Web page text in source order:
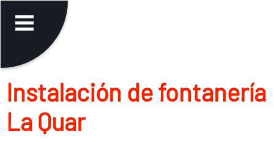
Instalación de fontanerí­a
La Quar